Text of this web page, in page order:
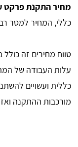
מחיר התקנת פרקט
כללי, המחיר למטר רבוע יכול
טווח מחירים זה
עלות העבודה של
כללית ועשויים
מורכבות ההתקנה